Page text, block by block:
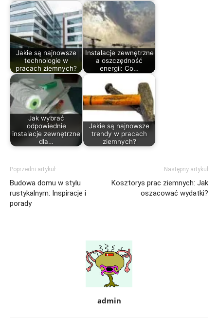
Jakie są najnowsze
technologie w
pracach ziemnych?
Instalacje zewnętrzne
a oszczędność
energii: Co…
Jak wybrać
odpowiednie
instalacje zewnętrzne
dla…
Jakie są najnowsze
trendy w pracach
ziemnych?
Poprzedni artykuł
Budowa domu w stylu
rustykalnym: Inspiracje i
porady
Następny artykuł
Kosztorys prac ziemnych: Jak
oszacować wydatki?
admin